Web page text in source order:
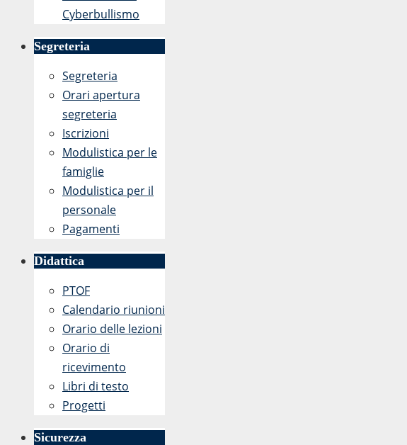
Cyberbullismo
Segreteria
Segreteria
Orari apertura
segreteria
Iscrizioni
Modulistica per le
famiglie
Modulistica per il
personale
Pagamenti
Didattica
PTOF
Calendario riunioni
Orario delle lezioni
Orario di
ricevimento
Libri di testo
Progetti
Sicurezza